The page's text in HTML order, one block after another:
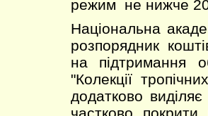
режим не нижче
Національна
розпорядник
на підтримання
"Колекції
додатково